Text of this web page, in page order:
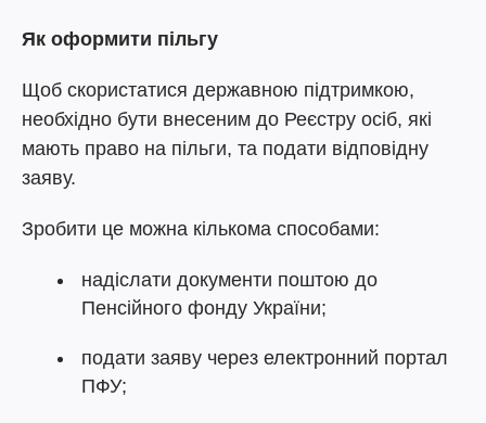
Як оформити пільгу
Щоб скористатися державною підтримкою,
необхідно бути внесеним до Реєстру осіб, які
мають право на пільги, та подати відповідну
заяву.
Зробити це можна кількома способами:
надіслати документи поштою до
Пенсійного фонду України;
подати заяву через електронний портал
ПФУ;